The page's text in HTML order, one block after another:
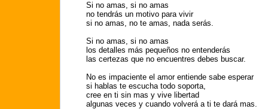
Si no amas, si no amas
no tendrás un motivo para vivir
si no amas, no te amas, nada serás.
Si no amas, si no amas
los detalles más pequeños no entenderás
las certezas que no encuentres debes buscar.
No es impaciente el amor entiende sabe esperar
si hablas te escucha todo soporta,
cree en ti sin mas y vive libertad
algunas veces y cuando volverá a ti te dará mas.